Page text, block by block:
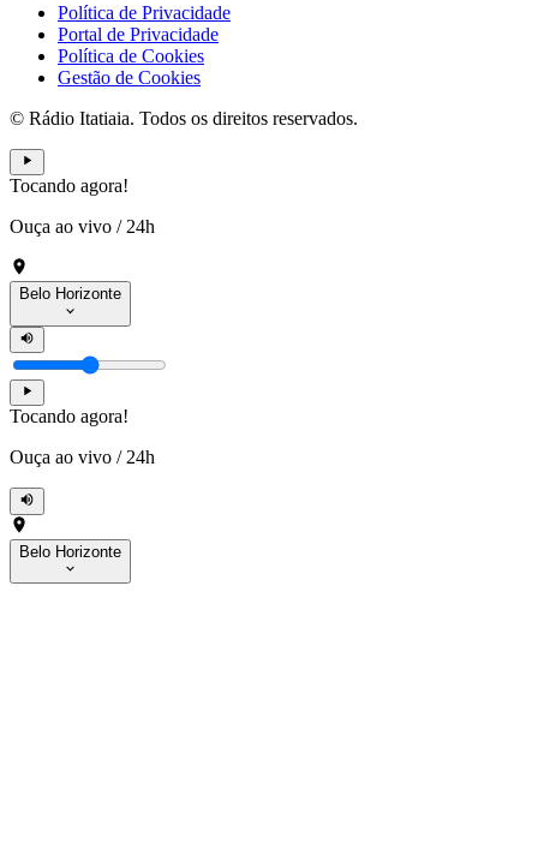
Política de Privacidade
Portal de Privacidade
Política de Cookies
Gestão de Cookies
© Rádio Itatiaia. Todos os direitos reservados.
Tocando agora!
Ouça ao vivo / 24h
Belo Horizonte
Tocando agora!
Ouça ao vivo / 24h
Belo Horizonte